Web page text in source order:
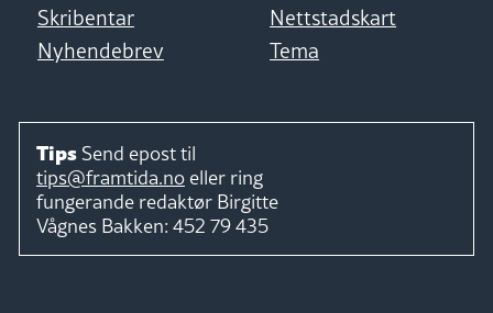
Skribentar
Nettstadskart
Nyhendebrev
Tema
Tips Send epost til
tips@framtida.no eller ring
fungerande redaktør Birgitte
Vågnes Bakken: 452 79 435